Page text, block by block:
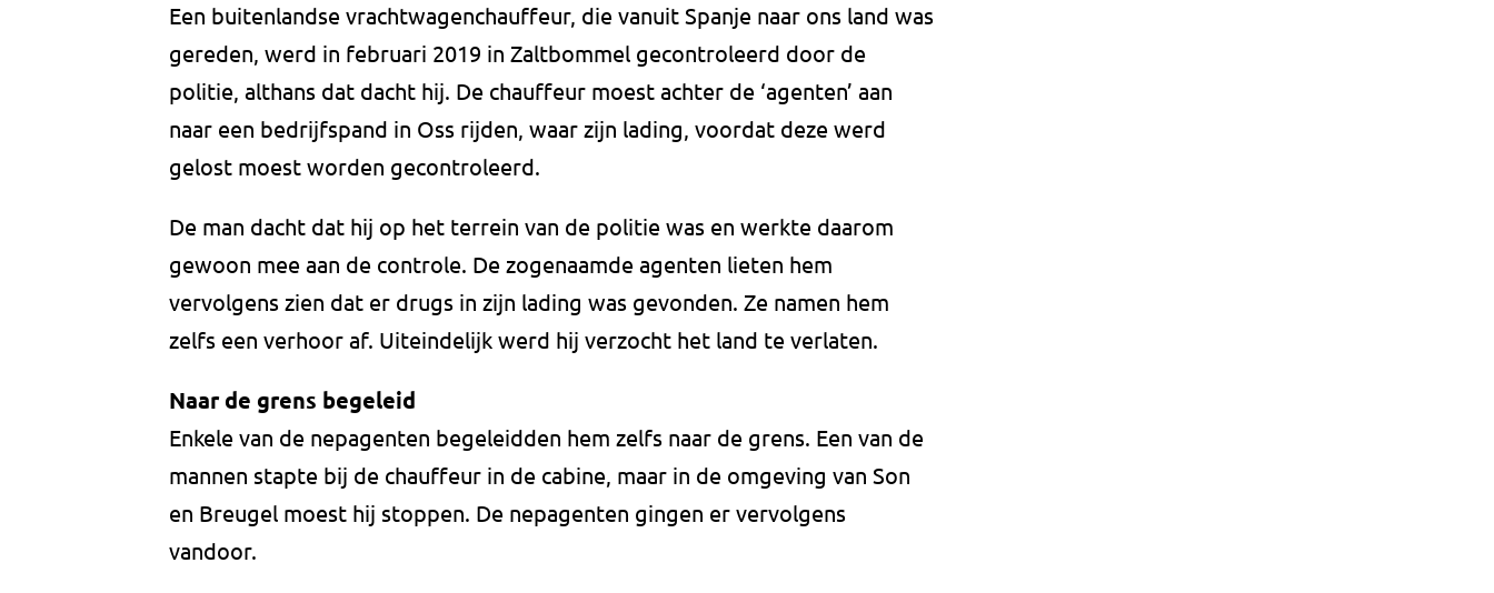
Een buitenlandse vrachtwagenchauffeur, die vanuit Spanje naar ons land was
gereden, werd in februari 2019 in Zaltbommel gecontroleerd door de
politie, althans dat dacht hij. De chauffeur moest achter de ‘agenten’ aan
naar een bedrijfspand in Oss rijden, waar zijn lading, voordat deze werd
gelost moest worden gecontroleerd.
De man dacht dat hij op het terrein van de politie was en werkte daarom
gewoon mee aan de controle. De zogenaamde agenten lieten hem
vervolgens zien dat er drugs in zijn lading was gevonden. Ze namen hem
zelfs een verhoor af. Uiteindelijk werd hij verzocht het land te verlaten.
Naar de grens begeleid
Enkele van de nepagenten begeleidden hem zelfs naar de grens. Een van de
mannen stapte bij de chauffeur in de cabine, maar in de omgeving van Son
en Breugel moest hij stoppen. De nepagenten gingen er vervolgens
vandoor.